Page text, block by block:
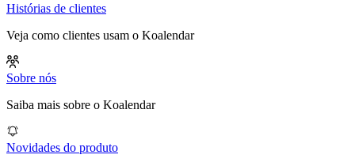
Histórias de clientes
Veja como clientes usam o Koalendar
Sobre nós
Saiba mais sobre o Koalendar
Novidades do produto